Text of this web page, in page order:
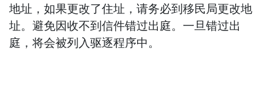
地址，如果更改了住址，请务必到移民局更改地
址。避免因收不到信件错过出庭。一旦错过出
庭，将会被列入驱逐程序中。